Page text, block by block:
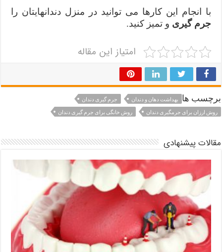
با انجام این کارها می توانید در منزل دندانهایتان را
جرم گیری و تمیز کنید.
امتیاز این مقاله
برچسب ها بهداشت دهان و دندان
جرم گیری دندان
روش ارزان برای جرمگیری دندان
روش خانگی برای جرم گیری دندان
مقالات پیشنهادی